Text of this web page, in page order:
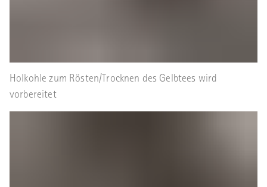
Holkohle zum Rösten/Trocknen des Gelbtees wird
vorbereitet